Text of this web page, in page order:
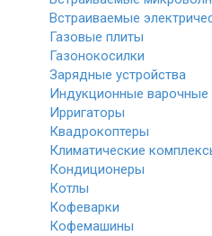
Встраиваемые
Газовые плиты
Газонокосилки
Зарядные устройства
Индукционные варочные
Ирригаторы
Квадрокоптеры
Климатические
Кондиционеры
Котлы
Кофеварки
Кофемашины